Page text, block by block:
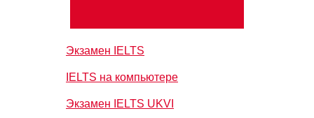
Экзамен IELTS
IELTS на компьютере
Экзамен IELTS UKVI